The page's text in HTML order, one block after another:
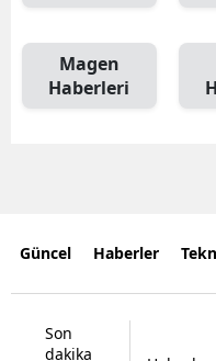
Magen
Haberleri
Güncel Haberler
Son
dakika